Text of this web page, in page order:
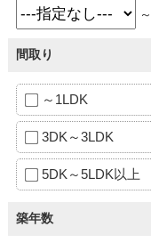
～
間取り
～1LDK
3DK～3LDK
5DK～5LDK以上
築年数